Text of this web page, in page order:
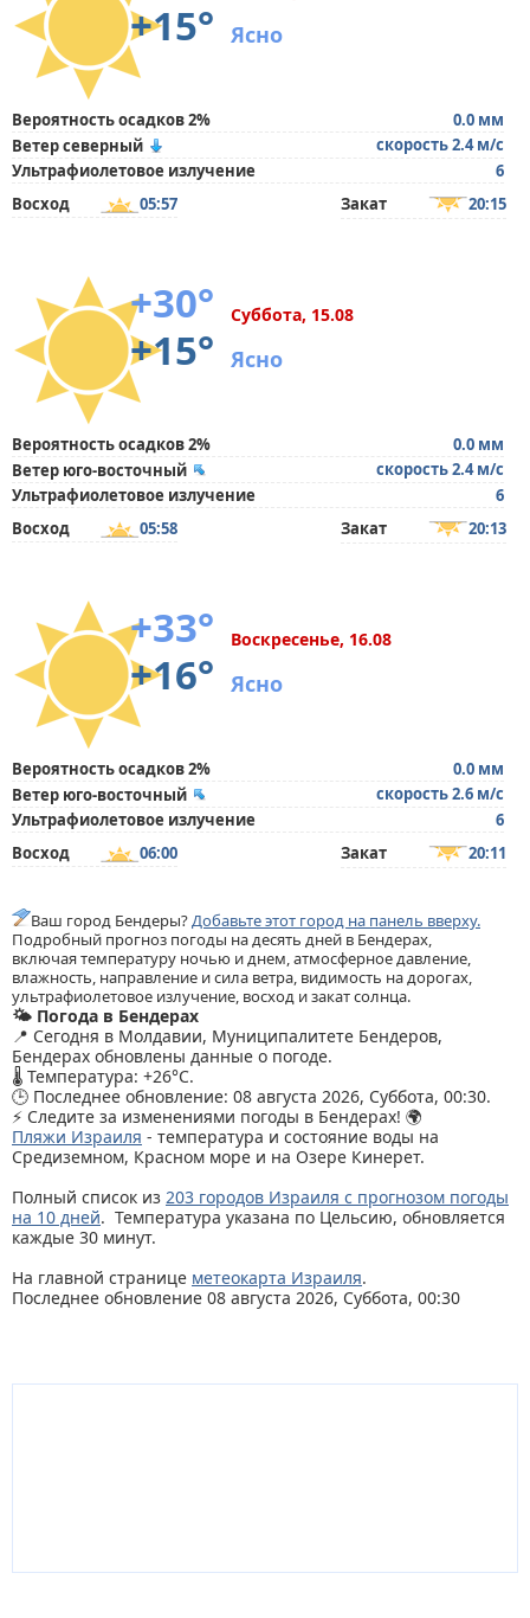
+15°
Ясно
Вероятность осадков 2%
0.0 мм
Ветер северный
скорость 2.4 м/с
Ультрафиолетовое излучение
6
Восход
05:57 Закат 20:15
+30°
+15°
Суббота, 15.08
Ясно
Вероятность осадков 2%
0.0 мм
Ветер юго-восточный
скорость 2.4 м/с
Ультрафиолетовое излучение
6
Восход
05:58 Закат 20:13
+33°
+16°
Воскресенье, 16.08
Ясно
Вероятность осадков 2%
0.0 мм
Ветер юго-восточный
скорость 2.6 м/с
Ультрафиолетовое излучение
6
Восход
06:00 Закат 20:11
Ваш город Бендеры?Добавьте этот город на панель вверху.
Подробный прогноз погоды на десять дней в Бендерах,
включая температуру ночью и днем, атмосферное давление,
влажность, направление и сила ветра, видимость на дорогах,
ультрафиолетовое излучение, восход и закат солнца.
🌤️ Погода в Бендерах
📍 Сегодня в Молдавии, Муниципалитете Бендеров,
Бендерах обновлены данные о погоде.
🌡️ Температура: +26°C.
🕒 Последнее обновление: 08 августа 2026, Суббота, 00:30.
⚡ Следите за изменениями погоды в Бендерах! 🌍
Пляжи Израиля - температура и состояние воды на
Средиземном, Красном море и на Озере Кинерет.
Полный список из 203 городов Израиля с прогнозом погоды
на 10 дней. Температура указана по Цельсию, обновляется
каждые 30 минут.
На главной странице метеокарта Израиля.
Последнее обновление 08 августа 2026, Суббота, 00:30